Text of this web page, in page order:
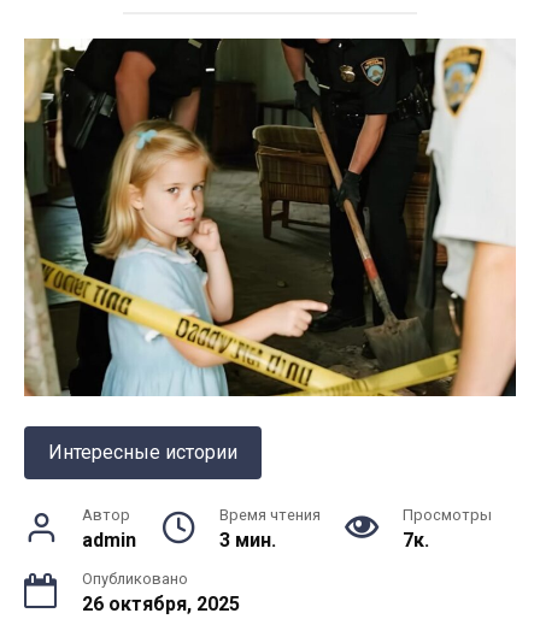
Интересные истории
Автор
admin
Время чтения
3 мин.
Просмотры
7к.
Опубликовано
26 октября, 2025